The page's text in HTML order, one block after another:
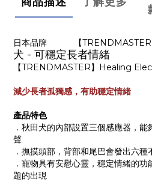
日本品牌 【TRENDMASTER
犬 - 可穩定長者情緒
【TRENDMASTER】Healing
減少長者孤獨感，有助穩定情緒
產品特色
．秋田犬的內部設置三個感應器，
聲
．撫摸頭部，背部和尾巴會發出六種
．寵物具有安慰心靈，穩定情緒的
題的出現